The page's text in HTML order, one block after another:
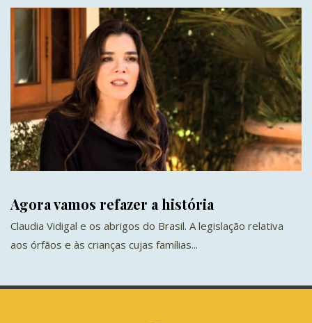
Agora vamos refazer a história
Claudia Vidigal e os abrigos do Brasil. A legislação relativa
aos órfãos e às crianças cujas famílias...